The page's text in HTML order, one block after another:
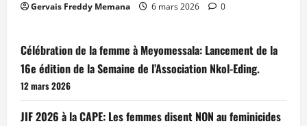
Gervais Freddy Memana 6 mars 2026 0
Célébration de la femme à Meyomessala: Lancement de la
16e édition de la Semaine de l’Association Nkol-Eding.
12 mars 2026
JIF 2026 à la CAPE: Les femmes disent NON au feminicides